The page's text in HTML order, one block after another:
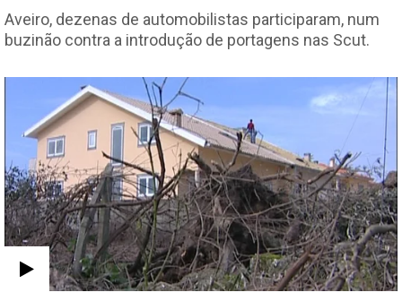
Aveiro, dezenas de automobilistas participaram, num
buzinão contra a introdução de portagens nas Scut.